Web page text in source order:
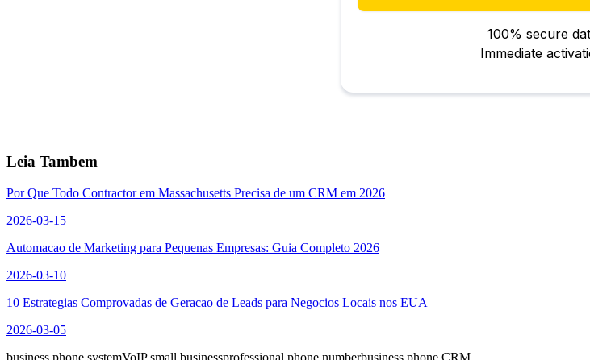
Leia Tambem
Por Que Todo Contractor em Massachusetts Precisa de um CRM em 2026
2026-03-15
Automacao de Marketing para Pequenas Empresas: Guia Completo 2026
2026-03-10
10 Estrategias Comprovadas de Geracao de Leads para Negocios Locais nos EUA
2026-03-05
business phone systemVoIP small businessprofessional phone numberbusiness phone CRM